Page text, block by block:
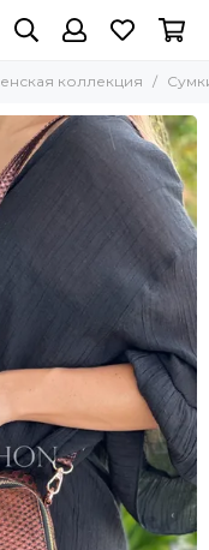
коллекция